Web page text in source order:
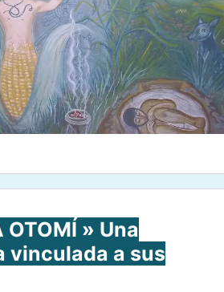
OTOMÍ » Una
vinculada a sus